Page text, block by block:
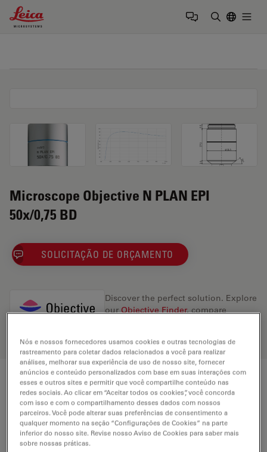
Leica Microsystems Logo
Microscope Objective N PLAN EPI
50x/0,75 BD
SOLICITAÇÃO DE ORÇAMENTO
Discover the perfect solution. Explore
ourObjective Finder, compare
Technical Specs
Product Number 11566074
Nós e nossos fornecedores usamos cookies e outras tecnologias de
rastreamento para coletar dados relacionados a você para realizar
análises, melhorar sua experiência de uso de nosso site, fornecer
anúncios e conteúdo personalizados com base em suas interações com
esses e outros sites e permitir que você compartilhe conteúdo nas
redes sociais. Ao clicar em “Aceitar todos os cookies”, você concorda
com isso e com o compartilhamento desses dados com nossos
parceiros. Você pode alterar suas preferências de consentimento a
qualquer momento na seção “Configurações de Cookies” na parte
inferior do nosso site. Revise nosso Aviso de Cookies para saber mais
sobre nossas práticas.